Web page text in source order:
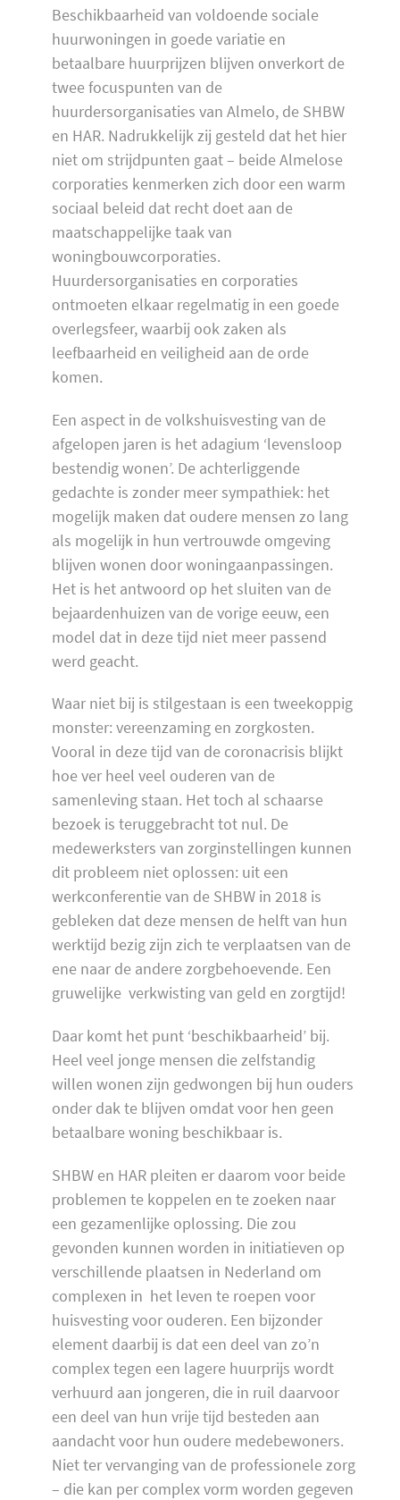
Beschikbaarheid van voldoende sociale
huurwoningen in goede variatie en
betaalbare huurprijzen blijven onverkort de
twee focuspunten van de
huurdersorganisaties van Almelo, de SHBW
en HAR. Nadrukkelijk zij gesteld dat het hier
niet om strijdpunten gaat – beide Almelose
corporaties kenmerken zich door een warm
sociaal beleid dat recht doet aan de
maatschappelijke taak van
woningbouwcorporaties.
Huurdersorganisaties en corporaties
ontmoeten elkaar regelmatig in een goede
overlegsfeer, waarbij ook zaken als
leefbaarheid en veiligheid aan de orde
komen.
Een aspect in de volkshuisvesting van de
afgelopen jaren is het adagium ‘levensloop
bestendig wonen’. De achterliggende
gedachte is zonder meer sympathiek: het
mogelijk maken dat oudere mensen zo lang
als mogelijk in hun vertrouwde omgeving
blijven wonen door woningaanpassingen.
Het is het antwoord op het sluiten van de
bejaardenhuizen van de vorige eeuw, een
model dat in deze tijd niet meer passend
werd geacht.
Waar niet bij is stilgestaan is een tweekoppig
monster: vereenzaming en zorgkosten.
Vooral in deze tijd van de coronacrisis blijkt
hoe ver heel veel ouderen van de
samenleving staan. Het toch al schaarse
bezoek is teruggebracht tot nul. De
medewerksters van zorginstellingen kunnen
dit probleem niet oplossen: uit een
werkconferentie van de SHBW in 2018 is
gebleken dat deze mensen de helft van hun
werktijd bezig zijn zich te verplaatsen van de
ene naar de andere zorgbehoevende. Een
gruwelijke verkwisting van geld en zorgtijd!
Daar komt het punt ‘beschikbaarheid’ bij.
Heel veel jonge mensen die zelfstandig
willen wonen zijn gedwongen bij hun ouders
onder dak te blijven omdat voor hen geen
betaalbare woning beschikbaar is.
SHBW en HAR pleiten er daarom voor beide
problemen te koppelen en te zoeken naar
een gezamenlijke oplossing. Die zou
gevonden kunnen worden in initiatieven op
verschillende plaatsen in Nederland om
complexen in het leven te roepen voor
huisvesting voor ouderen. Een bijzonder
element daarbij is dat een deel van zo’n
complex tegen een lagere huurprijs wordt
verhuurd aan jongeren, die in ruil daarvoor
een deel van hun vrije tijd besteden aan
aandacht voor hun oudere medebewoners.
Niet ter vervanging van de professionele zorg
– die kan per complex vorm worden gegeven